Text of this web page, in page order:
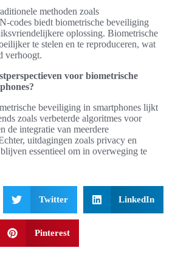
methoden zoals
codes biedt biometrische beveiliging
oplossing. Biometrische
te stelen en te reproduceren, wat
verhoogt.
voor biometrische
beveiliging in smartphones lijkt
zoals verbeterde algoritmes voor
de integratie van meerdere
uitdagingen zoals privacy en
essentieel om in overweging te
Twitter LinkedIn
Pinterest